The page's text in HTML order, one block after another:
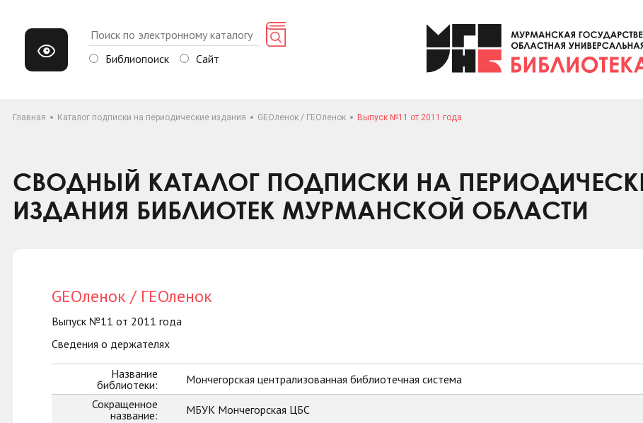
Библиопоиск Сайт
Главная Каталог подписки на периодические издания GEOленок / ГЕОленок Выпуск №11 от 2011 года
СВОДНЫЙ КАТАЛОГ ПОДПИСКИ НА
ИЗДАНИЯ БИБЛИОТЕК МУРМАНСКОЙ ОБЛАСТИ
GEOленок / ГЕОленок
Выпуск №11 от 2011 года
Сведения о держателях
Название
библиотеки:
Мончегорская централизованная библиотечная система
Сокращенное
название:
МБУК Мончегорская ЦБС